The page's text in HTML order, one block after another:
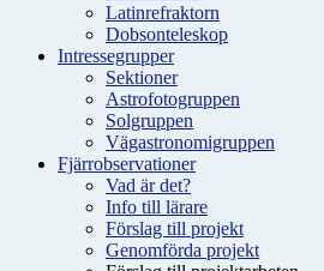
Latinrefraktorn
Dobsonteleskop
Intressegrupper
Sektioner
Astrofotogruppen
Solgruppen
Vägastronomigruppen
Fjärrobservationer
Vad är det?
Info till lärare
Förslag till projekt
Genomförda projekt